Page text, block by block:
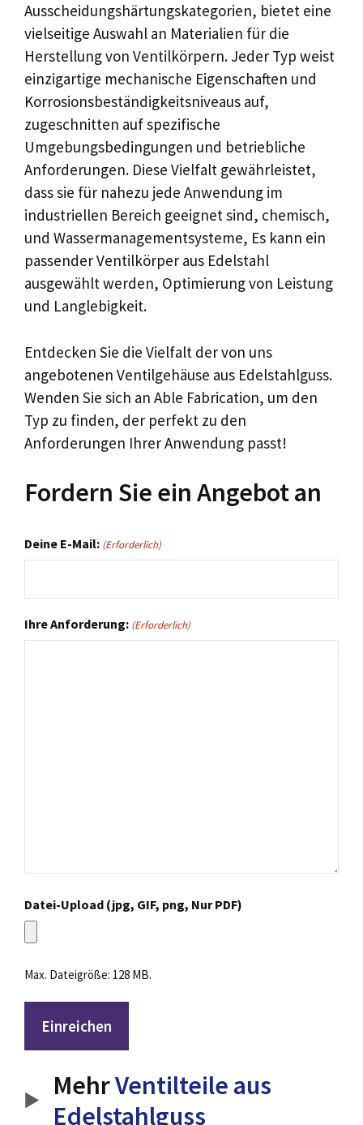
Ausscheidungshärtungskategorien, bietet eine
vielseitige Auswahl an Materialien für die
Herstellung von Ventilkörpern. Jeder Typ weist
einzigartige mechanische Eigenschaften und
Korrosionsbeständigkeitsniveaus auf,
zugeschnitten auf spezifische
Umgebungsbedingungen und betriebliche
Anforderungen. Diese Vielfalt gewährleistet,
dass sie für nahezu jede Anwendung im
industriellen Bereich geeignet sind, chemisch,
und Wassermanagementsysteme, Es kann ein
passender Ventilkörper aus Edelstahl
ausgewählt werden, Optimierung von Leistung
und Langlebigkeit.
Entdecken Sie die Vielfalt der von uns
angebotenen Ventilgehäuse aus Edelstahlguss.
Wenden Sie sich an Able Fabrication, um den
Typ zu finden, der perfekt zu den
Anforderungen Ihrer Anwendung passt!
Fordern Sie ein Angebot an
Deine E-Mail: (Erforderlich)
Ihre Anforderung: (Erforderlich)
Datei-Upload (jpg, GIF, png, Nur PDF)
Max. Dateigröße: 128 MB.
MehrVentilteile aus
Edelstahlguss